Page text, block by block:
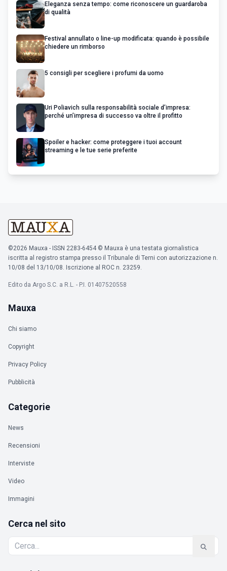
Eleganza senza tempo: come riconoscere un guardaroba
di qualità
Festival annullato o line-up modificata: quando è possibile
chiedere un rimborso
5 consigli per scegliere i profumi da uomo
Uri Poliavich sulla responsabilità sociale d’impresa:
perché un’impresa di successo va oltre il profitto
Spoiler e hacker: come proteggere i tuoi account
streaming e le tue serie preferite
©2026 Mauxa - ISSN 2283-6454 © Mauxa è una testata giornalistica
iscritta al registro stampa presso il Tribunale di Terni con autorizzazione n.
10/08 del 13/10/08. Iscrizione al ROC n. 23259.
Edito da Argo S.C. a R.L. - P.I. 01407520558
Mauxa
Chi siamo
Copyright
Privacy Policy
Pubblicità
Categorie
News
Recensioni
Interviste
Video
Immagini
Cerca nel sito